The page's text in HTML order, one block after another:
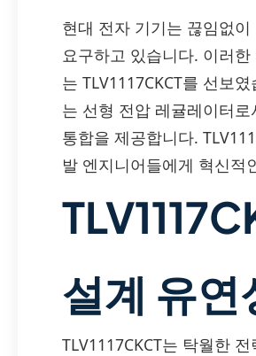
현대 전자 기기는 끊임없
요구하고 있습니다. 이러
는 TLV1117CKCT를 선보
는 선형 전압 레귤레이터
통합을 제공합니다.
발 엔지니어들에게 혁신적
설계 유연
TLV1117CKCT는 탁월한